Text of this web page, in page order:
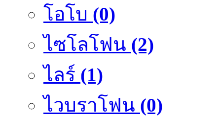
โอโบ (0)
ไซโลโฟน (2)
ไลร์ (1)
ไวบราโฟน (0)